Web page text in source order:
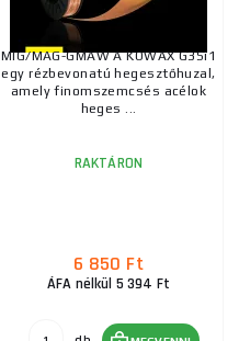
MIG/MAG-GMAW A KOWAX G3Si1
egy rézbevonatú hegesztőhuzal,
amely finomszemcsés acélok
heges ...
RAKTÁRON
6 850 Ft
ÁFA nélkül 5 394 Ft